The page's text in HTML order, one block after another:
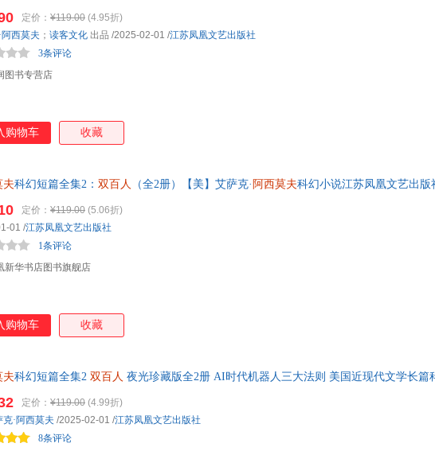
定价： ¥119.00 (4.95折)
图书专营店
3条评论
阿西莫夫 ； 读客文化 出品 /2025-02-01 /江苏凤凰文艺出版社
购物车 收藏
夫科幻短篇全集2： 双百人 （全2册）【美】艾萨克· 阿西莫夫科幻小说江苏凤凰文艺出版
定价： ¥119.00 (5.06折)
新华书店图书旗舰店
1条评论
01 /江苏凤凰文艺出版社
购物车 收藏
夫科幻短篇全集2 双百人 夜光珍藏版全2册 AI时代机器人三大法则 美国近现代文学长篇
定价： ¥119.00 (4.99折)
8条评论
克·阿西莫夫 /2025-02-01 /江苏凤凰文艺出版社